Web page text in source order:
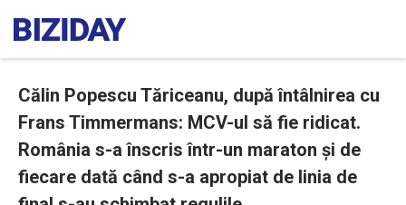
Călin Popescu Tăriceanu, după întâlnirea cu
Frans Timmermans: MCV-ul să fie ridicat.
România s-a înscris într-un maraton și de
fiecare dată când s-a apropiat de linia de